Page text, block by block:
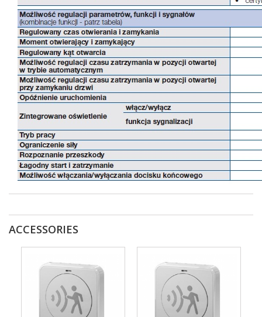
ACCESSORIES